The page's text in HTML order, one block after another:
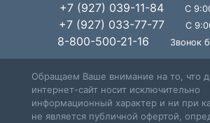
+7 (927) 039-11-84 С
+7 (927) 033-77-77 С
8-800-500-21-16 Звонок
Обращаем Ваше внимание на то, что
интернет-сайт носит исключительно
информационный характер и ни при
не является публичной офертой,